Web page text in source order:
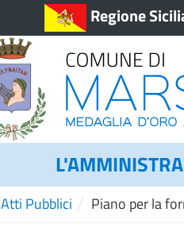
Regione
Atti Pubblici Piano per la